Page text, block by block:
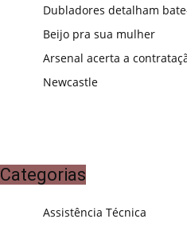
Dubladores detalham
Beijo pra sua mulher
Arsenal acerta a
Newcastle
Categorias
Assistência Técnica